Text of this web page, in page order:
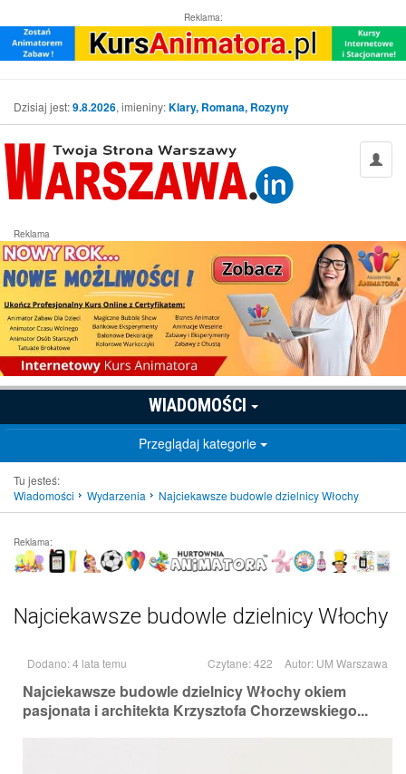
Reklama:
Dzisiaj jest:9.8.2026, imieniny:Klary, Romana, Rozyny
Reklama
WIADOMOŚCI
Przeglądaj kategorie
Tu jesteś:
Wiadomości
Wydarzenia Najciekawsze budowle dzielnicy Włochy
Reklama:
Najciekawsze budowle dzielnicy Włochy
Dodano: 4 lata temu Czytane: 422 Autor: UM Warszawa
Najciekawsze budowle dzielnicy Włochy okiem
pasjonata i architekta Krzysztofa Chorzewskiego...